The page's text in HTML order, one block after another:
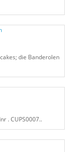
die Banderolen
. CUPS0007..